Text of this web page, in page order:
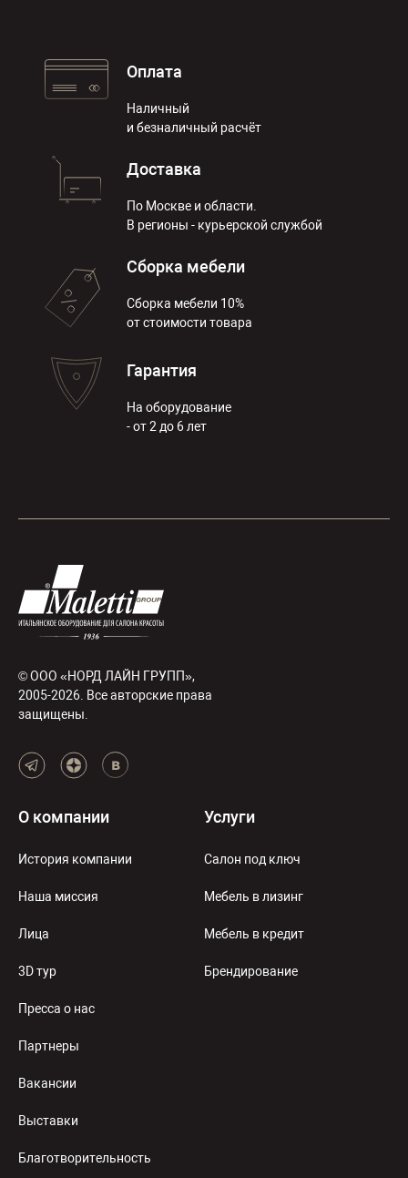
Оплата
Наличный
и безналичный расчёт
Доставка
По Москве и области.
В регионы - курьерской службой
Сборка мебели
Сборка мебели 10%
от стоимости товара
Гарантия
На оборудование
- от 2 до 6 лет
© ООО «НОРД ЛАЙН ГРУПП»,
2005-2026. Все авторские права
защищены.
О компании
История компании
Наша миссия
Лица
3D тур
Пресса о нас
Партнеры
Вакансии
Выставки
Благотворительность
Услуги
Салон под ключ
Мебель в лизинг
Мебель в кредит
Брендирование